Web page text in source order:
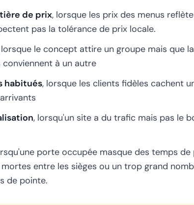
de prix, lorsque les prix des menus
pas la tolérance de prix locale.
lorsque le concept attire un groupe mais que
à un autre
habitués, lorsque les clients fidèles cachent
, lorsqu'un site a du trafic mais pas le
porte occupée masque des temps de
entre les sièges ou un trop grand
de pointe.